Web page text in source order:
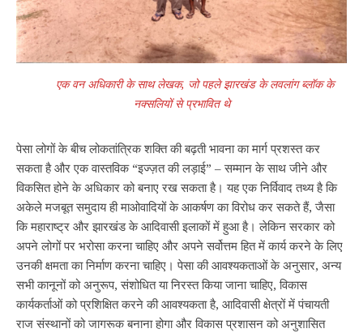
एक वन अधिकारी के साथ लेखक, जो पहले झारखंड के लवलांग ब्लॉक के
नक्सलियों से प्रभावित थे
पेसा लोगों के बीच लोकतांत्रिक शक्ति की बढ़ती भावना का मार्ग प्रशस्त कर
सकता है और एक वास्तविक “इज्ज़त की लड़ाई” – सम्मान के साथ जीने और
विकसित होने के अधिकार को बनाए रख सकता है। यह एक निर्विवाद तथ्य है कि
अकेले मजबूत समुदाय ही माओवादियों के आकर्षण का विरोध कर सकते हैं, जैसा
कि महाराष्ट्र और झारखंड के आदिवासी इलाकों में हुआ है। लेकिन सरकार को
अपने लोगों पर भरोसा करना चाहिए और अपने सर्वोत्तम हित में कार्य करने के लिए
उनकी क्षमता का निर्माण करना चाहिए। पेसा की आवश्यकताओं के अनुसार, अन्य
सभी कानूनों को अनुरूप, संशोधित या निरस्त किया जाना चाहिए, विकास
कार्यकर्ताओं को प्रशिक्षित करने की आवश्यकता है, आदिवासी क्षेत्रों में पंचायती
राज संस्थानों को जागरूक बनाना होगा और विकास प्रशासन को अनुशासित